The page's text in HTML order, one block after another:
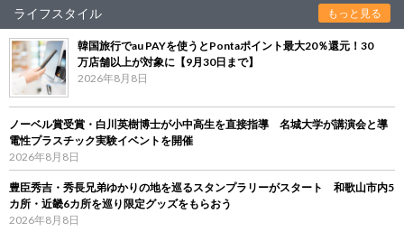
ライフスタイル もっと見る
韓国旅行でau PAYを使うとPontaポイント最大20％還元！30
万店舗以上が対象に【9月30日まで】
2026年8月8日
ノーベル賞受賞・白川英樹博士が小中高生を直接指導 名城大学が講演会と導
電性プラスチック実験イベントを開催
2026年8月8日
豊臣秀吉・秀長兄弟ゆかりの地を巡るスタンプラリーがスタート 和歌山市内5
カ所・近畿6カ所を巡り限定グッズをもらおう
2026年8月8日